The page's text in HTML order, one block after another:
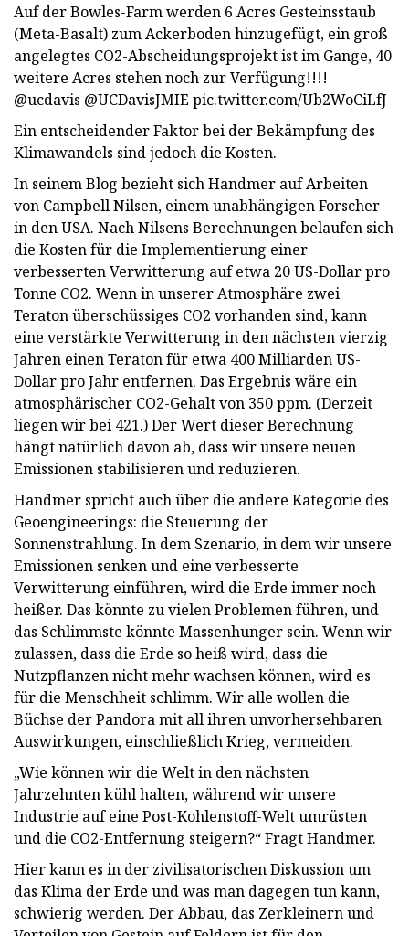
Auf der Bowles-Farm werden 6 Acres Gesteinsstaub
(Meta-Basalt) zum Ackerboden hinzugefügt, ein groß
angelegtes CO2-Abscheidungsprojekt ist im Gange, 40
weitere Acres stehen noch zur Verfügung!!!!
@ucdavis @UCDavisJMIE pic.twitter.com/Ub2WoCiLfJ
Ein entscheidender Faktor bei der Bekämpfung des
Klimawandels sind jedoch die Kosten.
In seinem Blog bezieht sich Handmer auf Arbeiten
von Campbell Nilsen, einem unabhängigen Forscher
in den USA. Nach Nilsens Berechnungen belaufen sich
die Kosten für die Implementierung einer
verbesserten Verwitterung auf etwa 20 US-Dollar pro
Tonne CO2. Wenn in unserer Atmosphäre zwei
Teraton überschüssiges CO2 vorhanden sind, kann
eine verstärkte Verwitterung in den nächsten vierzig
Jahren einen Teraton für etwa 400 Milliarden US-
Dollar pro Jahr entfernen. Das Ergebnis wäre ein
atmosphärischer CO2-Gehalt von 350 ppm. (Derzeit
liegen wir bei 421.) Der Wert dieser Berechnung
hängt natürlich davon ab, dass wir unsere neuen
Emissionen stabilisieren und reduzieren.
Handmer spricht auch über die andere Kategorie des
Geoengineerings: die Steuerung der
Sonnenstrahlung. In dem Szenario, in dem wir unsere
Emissionen senken und eine verbesserte
Verwitterung einführen, wird die Erde immer noch
heißer. Das könnte zu vielen Problemen führen, und
das Schlimmste könnte Massenhunger sein. Wenn wir
zulassen, dass die Erde so heiß wird, dass die
Nutzpflanzen nicht mehr wachsen können, wird es
für die Menschheit schlimm. Wir alle wollen die
Büchse der Pandora mit all ihren unvorhersehbaren
Auswirkungen, einschließlich Krieg, vermeiden.
„Wie können wir die Welt in den nächsten
Jahrzehnten kühl halten, während wir unsere
Industrie auf eine Post-Kohlenstoff-Welt umrüsten
und die CO2-Entfernung steigern?“ Fragt Handmer.
Hier kann es in der zivilisatorischen Diskussion um
das Klima der Erde und was man dagegen tun kann,
schwierig werden. Der Abbau, das Zerkleinern und